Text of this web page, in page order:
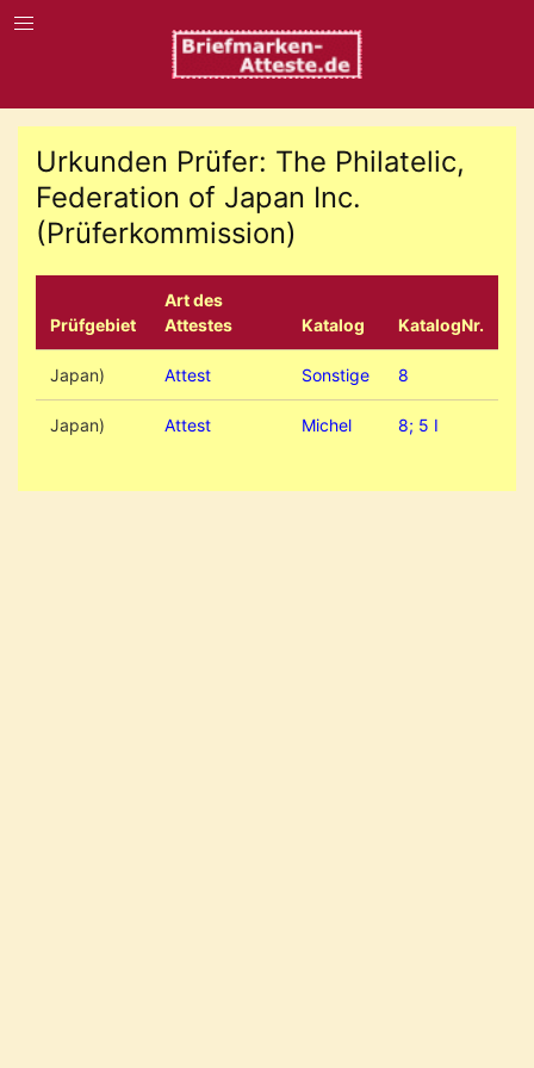
Urkunden Prüfer: The Philatelic,
Federation of Japan Inc.
(Prüferkommission)
Prüfgebiet
Art des
Attestes
Katalog KatalogNr.
Japan) Attest Sonstige 8
Japan) Attest Michel 8; 5 I